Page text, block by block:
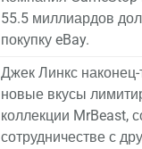
55.5 миллиардов
покупку eBay.
Джек Линкс
новые вкусы
коллекции MrBeast,
сотрудничестве с